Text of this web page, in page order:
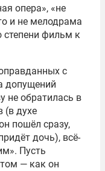
опера», «не
и не мелодрама
степени фильм к
с
допущений
не обратилась в
(в духе
пошёл сразу,
дочь), всё-
Пусть
— как он